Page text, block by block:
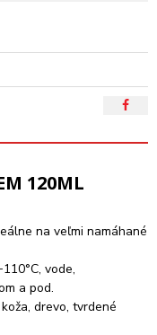
120ML
na veľmi namáhané
vode,
a pod.
drevo, tvrdené